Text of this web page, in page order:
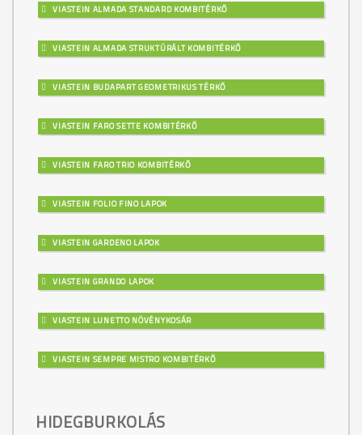
VIASTEIN ALMADA STANDARD KOMBITÉRKŐ
VIASTEIN ALMADA STRUKTÚRÁLT KOMBITÉRKŐ
VIASTEIN BUDAPART GEOMETRIKUS TÉRKŐ
VIASTEIN FARO SETTE KOMBITÉRKŐ
VIASTEIN FARO TRIO KOMBITÉRKŐ
VIASTEIN FOLIO FINO LAPOK
VIASTEIN GARDENO LAPOK
VIASTEIN GRANDO LAPOK
VIASTEIN LUNETTO NÖVÉNYKOSÁR
VIASTEIN SEMPRE MISTRO KOMBITÉRKŐ
HIDEGBURKOLÁS